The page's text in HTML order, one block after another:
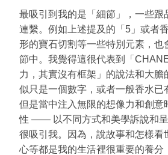
最吸引到我的是「細節」，一些跟
連繫。例如上述提及的「5」或者
形的寶石切割等一些特別元素，也
節中。我覺得這很代表到「
力，其實沒有框架」的說法和大膽
似只是一個數字，或者一般香水已
但是當中注入無限的想像力和創意
性 —— 以不同方式和美學訴說和
很吸引我。因為，說故事和怎樣看
心等都是我的生活裡很重要的養分